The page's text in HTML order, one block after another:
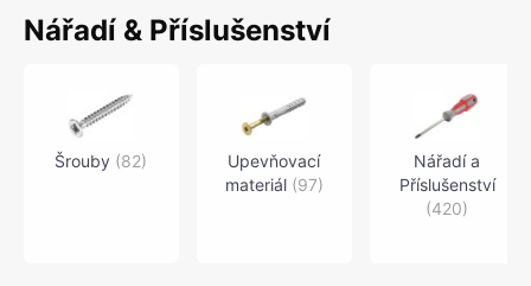
Nářadí & Příslušenství
Šrouby (82)
Upevňovací
materiál(97)
Nářadí a
Příslušenství
(420)